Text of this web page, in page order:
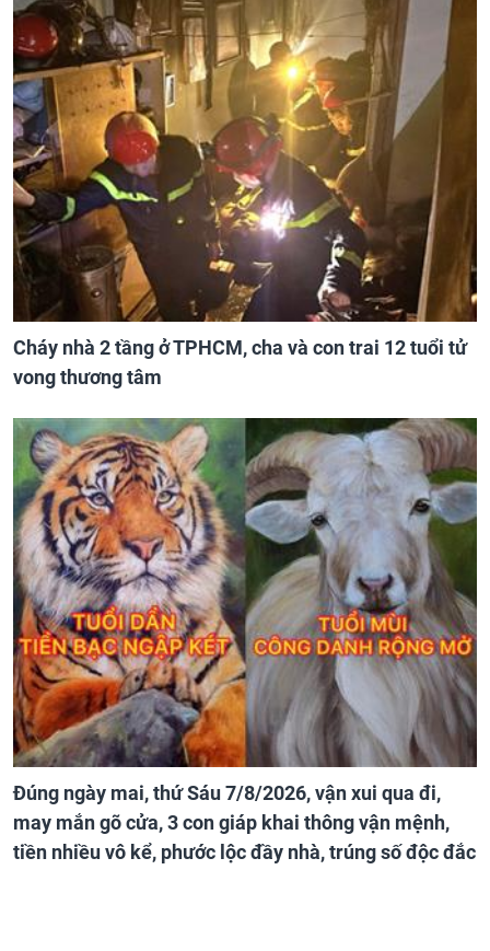
Cháy nhà 2 tầng ở TPHCM, cha và con trai 12 tuổi tử
vong thương tâm
Đúng ngày mai, thứ Sáu 7/8/2026, vận xui qua đi,
may mắn gõ cửa, 3 con giáp khai thông vận mệnh,
tiền nhiều vô kể, phước lộc đầy nhà, trúng số độc đắc